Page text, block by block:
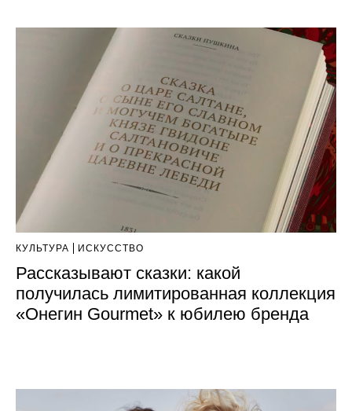
КУЛЬТУРА ИСКУССТВО
Рассказывают сказки: какой
получилась лимитированная коллекция
«Онегин Gourmet» к юбилею бренда